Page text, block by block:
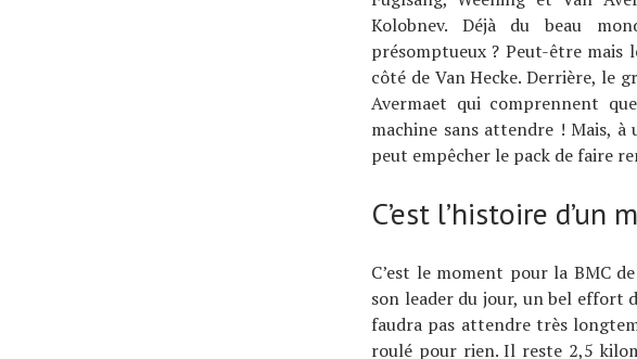
Kolobnev. Déjà du beau
présomptueux ? Peut-être
côté de Van Hecke. Derrière, le
Avermaet qui comprennent
machine sans attendre ! Mais,
peut empêcher le pack de faire
C’est l’histoire d’un
C’est le moment pour la BMC
son leader du jour, un bel effort
faudra pas attendre très
roulé pour rien. Il reste 2,5